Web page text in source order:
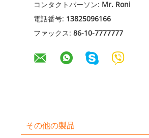
コンタクトパーソン: Mr. Roni
電話番号: 13825096166
ファックス: 86-10-7777777
その他の製品